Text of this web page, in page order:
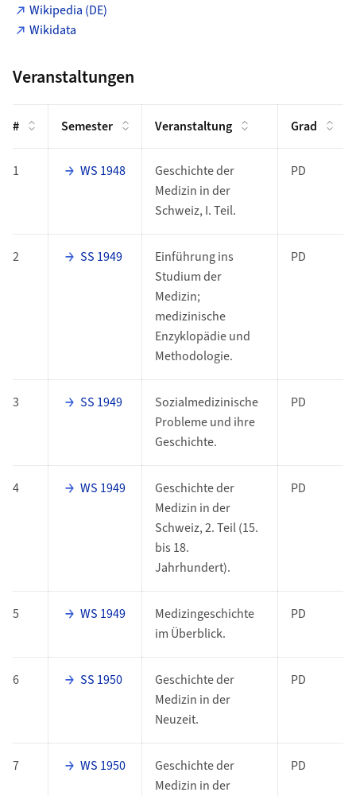
Wikipedia (DE)
Wikidata
Veranstaltungen
# Semester Veranstaltung Grad
1 WS 1948
Geschichte der
Medizin in der
Schweiz, I. Teil.
PD
2 SS 1949
Einführung ins
Studium der
Medizin;
medizinische
Enzyklopädie und
Methodologie.
PD
3 SS 1949
Sozialmedizinische
Probleme und ihre
Geschichte.
PD
4 WS 1949
Geschichte der
Medizin in der
Schweiz, 2. Teil (15.
bis 18.
Jahrhundert).
PD
5 WS 1949
Medizingeschichte
im Überblick.
PD
6 SS 1950
Geschichte der
Medizin in der
Neuzeit.
PD
7 WS 1950
Geschichte der
Medizin in der
PD